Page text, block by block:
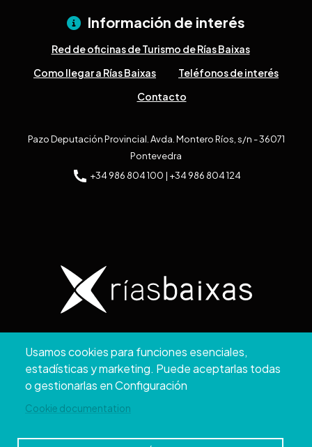
Usamos cookies para funciones esenciales,
estadísticas y marketing. Puede aceptarlas todas
o gestionarlas en Configuración
Cookie documentation
Información de interés
Red de oficinas de Turismo de Rías Baixas
Como llegar a Rías Baixas
Teléfonos de interés
Contacto
Pazo Deputación Provincial. Avda. Montero Ríos, s/n - 36071
Pontevedra
+34 986 804 100 | +34 986 804 124
Copyright © 2026. Diputación de Pontevedra.
Reservados todos los derechos
Aviso
Accesibilidad Protección de